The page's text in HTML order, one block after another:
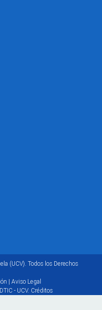
(UCV). Todos los Derechos
| Aviso Legal
- UCV. Créditos